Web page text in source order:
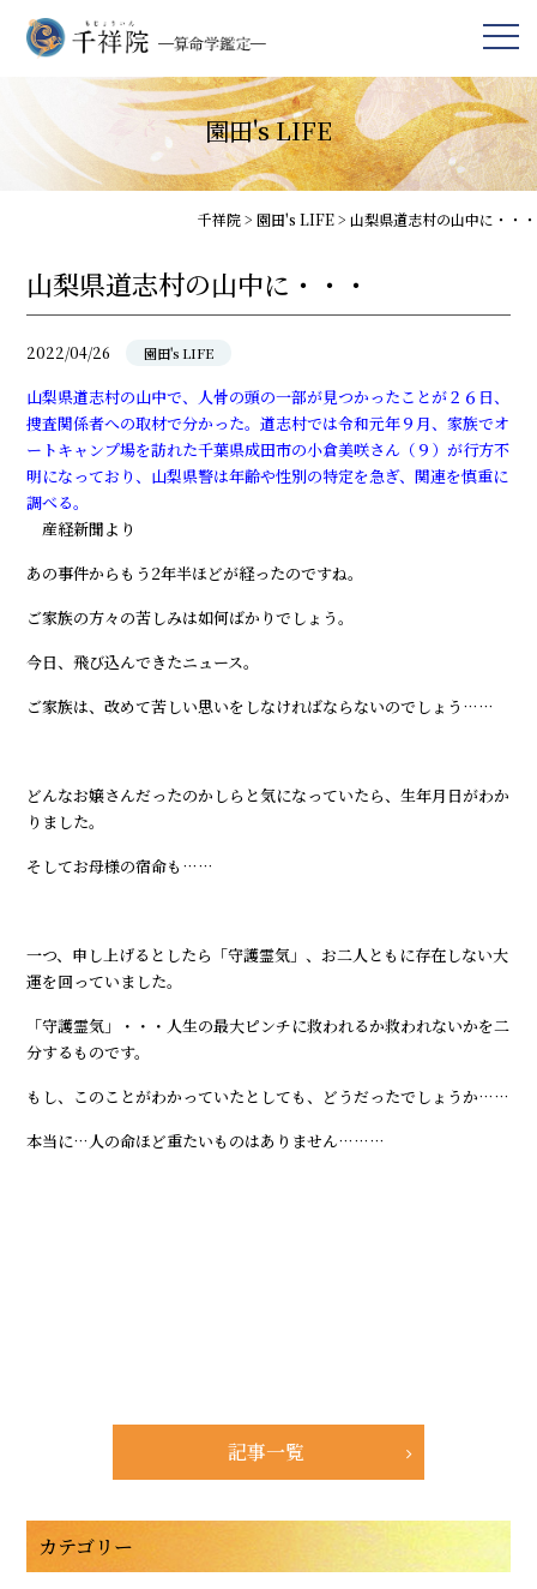
園田's LIFE
千祥院> 園田's LIFE> 山梨県道志村の山中に・・・
山梨県道志村の山中に・・・
2022/04/26 園田's LIFE
山梨県道志村の山中で、人骨の頭の一部が見つかったことが２６日、
捜査関係者への取材で分かった。道志村では令和元年９月、家族でオ
ートキャンプ場を訪れた千葉県成田市の小倉美咲さん（９）が行方不
明になっており、山梨県警は年齢や性別の特定を急ぎ、関連を慎重に
調べる。
―― 産経新聞より ――
あの事件からもう2年半ほどが経ったのですね。
ご家族の方々の苦しみは如何ばかりでしょう。
今日、飛び込んできたニュース。
ご家族は、改めて苦しい思いをしなければならないのでしょう……
どんなお嬢さんだったのかしらと気になっていたら、生年月日がわか
りました。
そしてお母様の宿命も……
一つ、申し上げるとしたら「守護霊気」、お二人ともに存在しない大
運を回っていました。
「守護霊気」・・・人生の最大ピンチに救われるか救われないかを二
分するものです。
もし、このことがわかっていたとしても、どうだったでしょうか……
本当に…人の命ほど重たいものはありません………
記事一覧
カテゴリー